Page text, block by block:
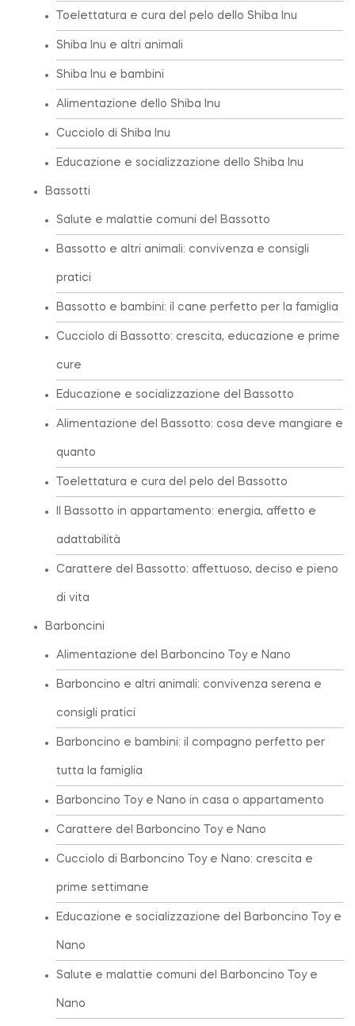
Toelettatura e cura del pelo dello Shiba Inu
Shiba Inu e altri animali
Shiba Inu e bambini
Alimentazione dello Shiba Inu
Cucciolo di Shiba Inu
Educazione e socializzazione dello Shiba Inu
Bassotti
Salute e malattie comuni del Bassotto
Bassotto e altri animali: convivenza e consigli
pratici
Bassotto e bambini: il cane perfetto per la famiglia
Cucciolo di Bassotto: crescita, educazione e prime
cure
Educazione e socializzazione del Bassotto
Alimentazione del Bassotto: cosa deve mangiare e
quanto
Toelettatura e cura del pelo del Bassotto
Il Bassotto in appartamento: energia, affetto e
adattabilità
Carattere del Bassotto: affettuoso, deciso e pieno
di vita
Barboncini
Alimentazione del Barboncino Toy e Nano
Barboncino e altri animali: convivenza serena e
consigli pratici
Barboncino e bambini: il compagno perfetto per
tutta la famiglia
Barboncino Toy e Nano in casa o appartamento
Carattere del Barboncino Toy e Nano
Cucciolo di Barboncino Toy e Nano: crescita e
prime settimane
Educazione e socializzazione del Barboncino Toy e
Nano
Salute e malattie comuni del Barboncino Toy e
Nano